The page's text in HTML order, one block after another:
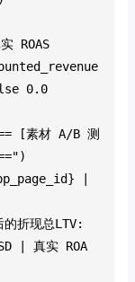
ROAS
0.0
| 真实 ROA